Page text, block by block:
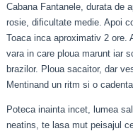
Cabana Fantanele, durata de
rosie, dificultate medie. Apoi
Toaca inca aproximativ 2 ore.
vara in care ploua marunt iar
brazilor. Ploua sacaitor, dar
Mentinand un ritm si o
Poteca inainta incet, lumea
neatins, te lasa mut peisajul